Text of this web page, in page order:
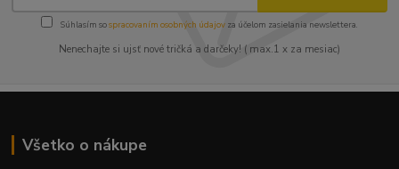
Súhlasím sospracovaním osobných údajov za účelom zasielania newslettera.
Nenechajte si ujsť nové tričká a darčeky! ( max.1 x za mesiac)
Všetko o nákupe